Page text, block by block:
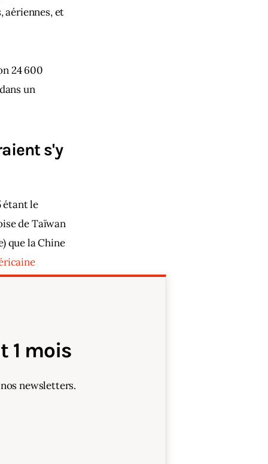
aériennes, et
24 600
un
s'y
étant le
de Taïwan
que la Chine
1 mois
newsletters.